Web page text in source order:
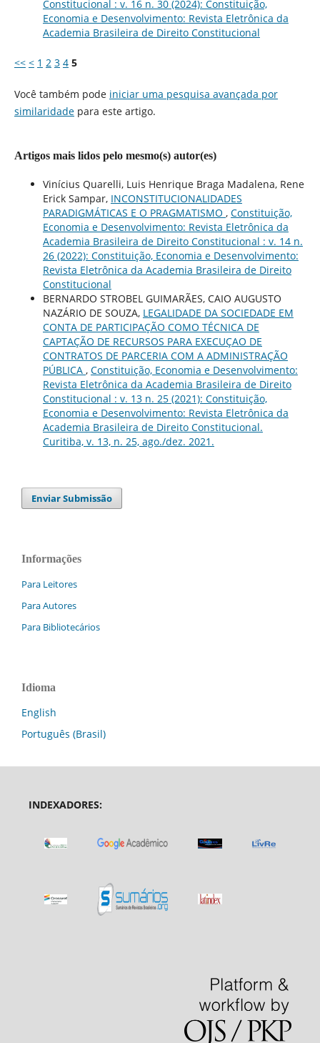
Constitucional : v. 16 n. 30 (2024): Constituição,
Economia e Desenvolvimento: Revista Eletrônica da
Academia Brasileira de Direito Constitucional
<< < 1 2 3 4 5
Você também pode iniciar uma pesquisa avançada por
similaridadepara este artigo.
Artigos mais lidos pelo mesmo(s) autor(es)
Vinícius Quarelli, Luis Henrique Braga Madalena, Rene
Erick Sampar, INCONSTITUCIONALIDADES
PARADIGMÁTICAS E O PRAGMATISMO , Constituição,
Economia e Desenvolvimento: Revista Eletrônica da
Academia Brasileira de Direito Constitucional : v. 14 n.
26 (2022): Constituição, Economia e Desenvolvimento:
Revista Eletrônica da Academia Brasileira de Direito
Constitucional
BERNARDO STROBEL GUIMARÃES, CAIO AUGUSTO
NAZÁRIO DE SOUZA, LEGALIDADE DA SOCIEDADE EM
CONTA DE PARTICIPAÇÃO COMO TÉCNICA DE
CAPTAÇÃO DE RECURSOS PARA EXECUÇAO DE
CONTRATOS DE PARCERIA COM A ADMINISTRAÇÃO
PÚBLICA , Constituição, Economia e Desenvolvimento:
Revista Eletrônica da Academia Brasileira de Direito
Constitucional : v. 13 n. 25 (2021): Constituição,
Economia e Desenvolvimento: Revista Eletrônica da
Academia Brasileira de Direito Constitucional.
Curitiba, v. 13, n. 25, ago./dez. 2021.
Enviar Submissão
Informações
Para Leitores
Para Autores
Para Bibliotecários
Idioma
English
Português (Brasil)
INDEXADORES: